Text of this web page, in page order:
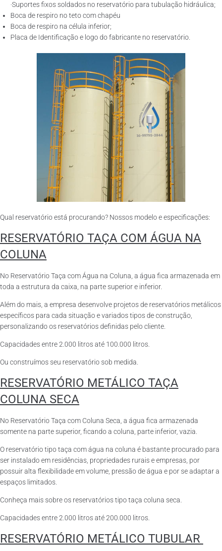
·Suportes fixos soldados no reservatório para tubulação hidráulica;
Boca de respiro no teto com chapéu
Boca de respiro na célula inferior;
Placa de Identificação e logo do fabricante no reservatório.
Qual reservatório está procurando? Nossos modelo e especificações:
RESERVATÓRIO TAÇA COM ÁGUA NA
COLUNA
No Reservatório Taça com Água na Coluna, a água fica armazenada em
toda a estrutura da caixa, na parte superior e inferior.
Além do mais, a empresa desenvolve projetos de reservatórios metálicos
específicos para cada situação e variados tipos de construção,
personalizando os reservatórios definidas pelo cliente.
Capacidades entre 2.000 litros até 100.000 litros.
Ou construímos seu reservatório sob medida.
RESERVATÓRIO METÁLICO TAÇA
COLUNA SECA
No Reservatório Taça com Coluna Seca, a água fica armazenada
somente na parte superior, ficando a coluna, parte inferior, vazia.
O reservatório tipo taça com água na coluna é bastante procurado para
ser instalado em residências, propriedades rurais e empresas, por
possuir alta flexibilidade em volume, pressão de água e por se adaptar a
espaços limitados.
Conheça mais sobre os reservatórios tipo taça coluna seca.
Capacidades entre 2.000 litros até 200.000 litros.
RESERVATÓRIO METÁLICO TUBULAR